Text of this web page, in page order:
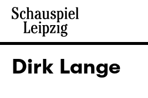
Dirk Lange